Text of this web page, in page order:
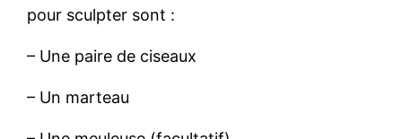
pour sculpter sont :
– Une paire de ciseaux
– Un marteau